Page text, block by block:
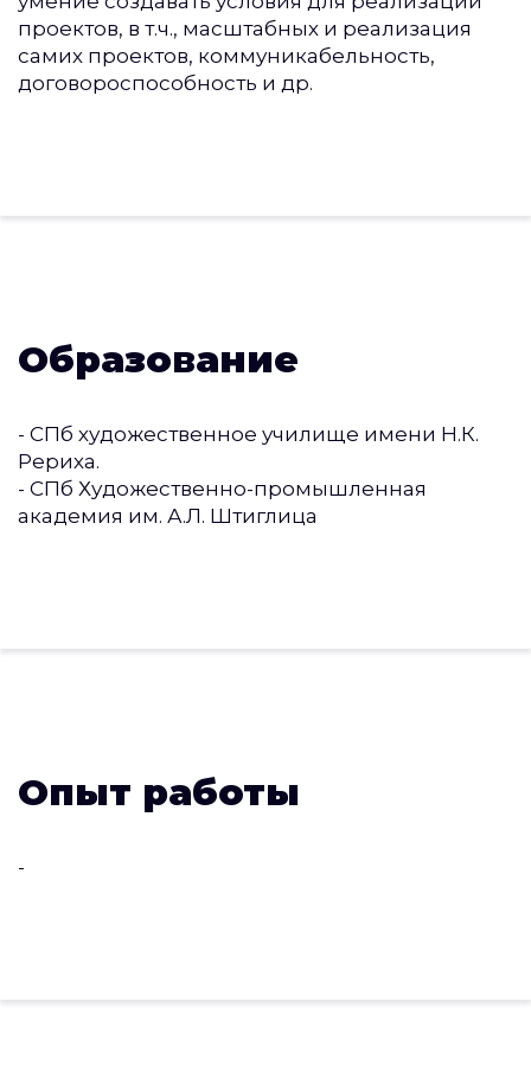
проектов, в т.ч., масштабных и реализация
самих проектов, коммуникабельность,
договороспособность и др.
Образование
- СПб художественное училище имени Н.К.
Рериха.
- СПб Художественно-промышленная
академия им. А.Л. Штиглица
Опыт работы
-